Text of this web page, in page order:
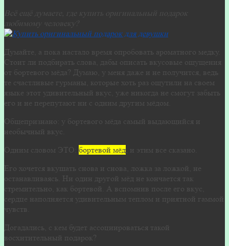
Всё ещё думаете, где купить оригинальный подарок
любимому человеку?
Думайте, а пока настало время опробовать ароматного медку.
Стоит ли подбирать слова, дабы описать вкусовые ощущения
от бортевого мёда? Думаю, у меня даже и не получится, ведь
те счастливые гурманы, которые хоть раз ощутили на своем
языке этот удивительный вкус, уже никогда не смогут забыть
его и не перепутают ни с одним другим мёдом.
Общепризнано: у бортевого мёда самый выдающийся и
необычный вкус.
Одним словом ЭТО: бортевой мёд , и этим все сказано.
Его хочется вкушать снова и снова, ложка за ложкой, не
останавливаясь. Ни один другой мёд не кончается так
стремительно, как бортевой. А вспомнив после его вкус,
сердце наполняется удивительным теплом и приятной гаммой
чувств.
Догадались, с кем будет ассоциироваться такой
восхитительный подарок?